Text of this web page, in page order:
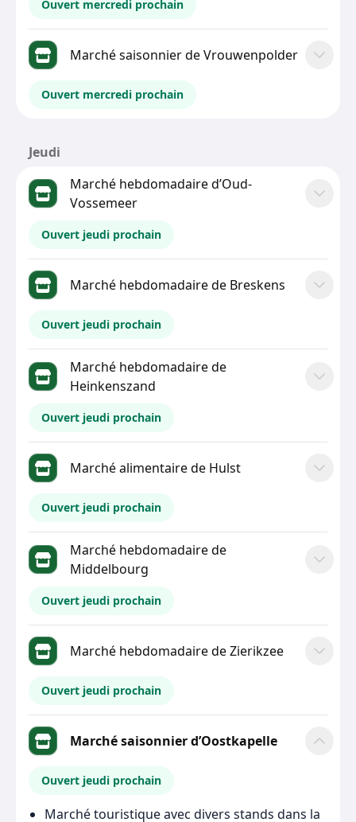
Ouvert mercredi prochain
Marché saisonnier de Vrouwenpolder
Ouvert mercredi prochain
Jeudi
Marché hebdomadaire d’Oud-
Vossemeer
Ouvert jeudi prochain
Marché hebdomadaire de Breskens
Ouvert jeudi prochain
Marché hebdomadaire de
Heinkenszand
Ouvert jeudi prochain
Marché alimentaire de Hulst
Ouvert jeudi prochain
Marché hebdomadaire de
Middelbourg
Ouvert jeudi prochain
Marché hebdomadaire de Zierikzee
Ouvert jeudi prochain
Marché saisonnier d’Oostkapelle
Ouvert jeudi prochain
Marché touristique avec divers stands dans la